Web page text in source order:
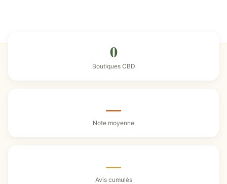
0
Boutiques CBD
—
Note moyenne
—
Avis cumulés